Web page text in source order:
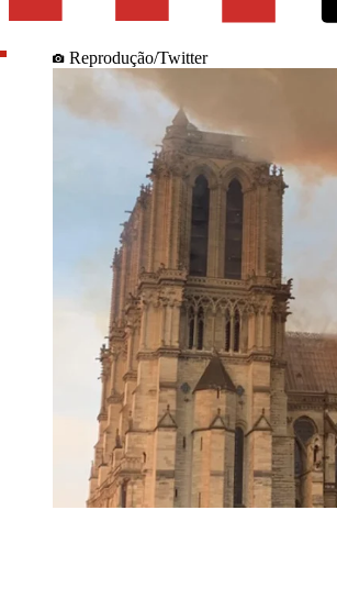
Reprodução/Twitter